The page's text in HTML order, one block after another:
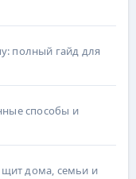
полный гайд для
способы и
дома, семьи и